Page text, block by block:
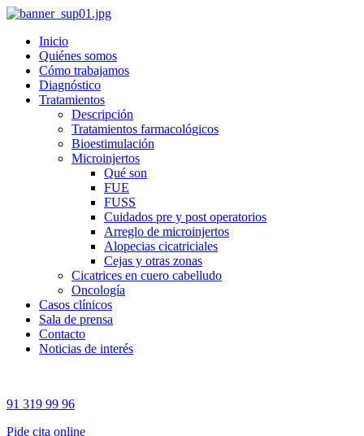
Inicio
Quiénes somos
Cómo trabajamos
Diagnóstico
Tratamientos
Descripción
Tratamientos farmacológicos
Bioestimulación
Microinjertos
Qué son
FUE
FUSS
Cuidados pre y post operatorios
Arreglo de microinjertos
Alopecias cicatriciales
Cejas y otras zonas
Cicatrices en cuero cabelludo
Oncología
Casos clínicos
Sala de prensa
Contacto
Noticias de interés
91 319 99 96
Pide cita online